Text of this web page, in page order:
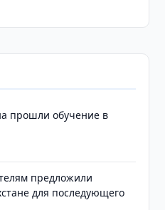
прошли обучение в
предложили
для последующего